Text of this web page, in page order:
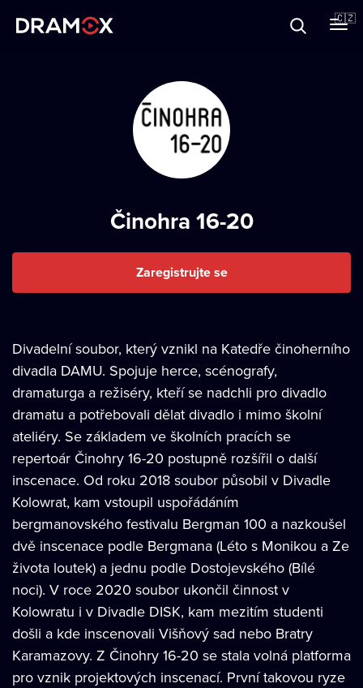
🇨🇿
Činohra 16-20
Zaregistrujte se
Divadelní soubor, který vznikl na Katedře činoherního
divadla DAMU. Spojuje herce, scénografy,
dramaturga a režiséry, kteří se nadchli pro divadlo
dramatu a potřebovali dělat divadlo i mimo školní
ateliéry. Se základem ve školních pracích se
repertoár Činohry 16-20 postupně rozšířil o další
inscenace. Od roku 2018 soubor působil v Divadle
Kolowrat, kam vstoupil uspořádáním
bergmanovského festivalu Bergman 100 a nazkoušel
dvě inscenace podle Bergmana (Léto s Monikou a Ze
života loutek) a jednu podle Dostojevského (Bílé
noci). V roce 2020 soubor ukončil činnost v
Kolowratu i v Divadle DISK, kam mezitím studenti
došli a kde inscenovali Višňový sad nebo Bratry
Karamazovy. Z Činohry 16-20 se stala volná platforma
pro vznik projektových inscenací. První takovou ryze